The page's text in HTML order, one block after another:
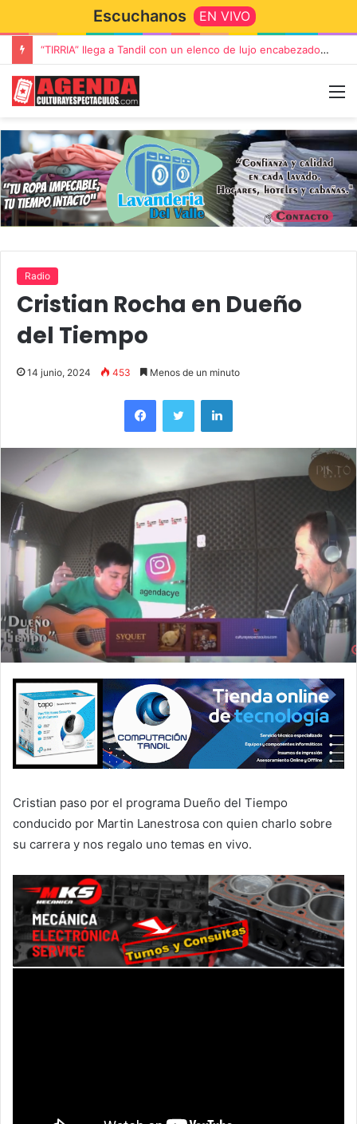
Escuchanos EN VIVO
Rata Blanca regresa a Tandil con un show demoledor en el Estadio Unión y Progreso
Radio
Cristian Rocha en Dueño
del Tiempo
14 junio, 2024 453 Menos de un minuto
Cristian paso por el programa Dueño del Tiempo
conducido por Martin Lanestrosa con quien charlo sobre
su carrera y nos regalo uno temas en vivo.